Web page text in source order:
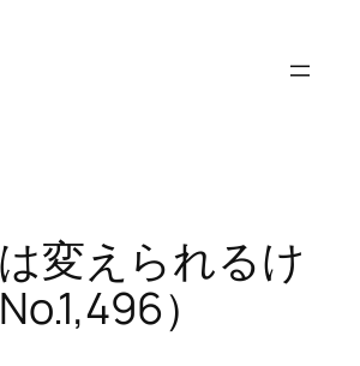
は変えられるけ
）